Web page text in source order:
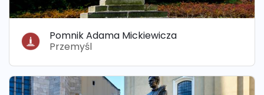
Pomnik Adama Mickiewicza
Przemyśl